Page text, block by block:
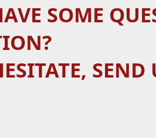
SOME